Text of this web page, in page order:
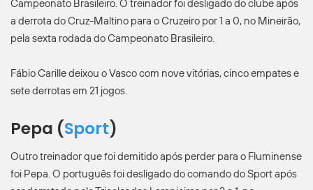
Campeonato Brasileiro. O treinador foi desligado do clube após
a derrota do Cruz-Maltino para o Cruzeiro por 1 a 0, no Mineirão,
pela sexta rodada do Campeonato Brasileiro.
Fábio Carille deixou o Vasco com nove vitórias, cinco empates e
sete derrotas em 21 jogos.
Pepa (Sport)
Outro treinador que foi demitido após perder para o Fluminense
foi Pepa. O português foi desligado do comando do Sport após